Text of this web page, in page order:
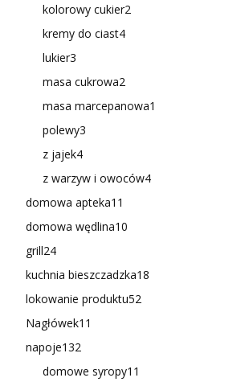
kolorowy cukier2
kremy do ciast4
lukier3
masa cukrowa2
masa marcepanowa1
polewy3
z jajek4
z warzyw i owoców4
domowa apteka11
domowa wędlina10
grill24
kuchnia bieszczadzka18
lokowanie produktu52
Nagłówek11
napoje132
domowe syropy11